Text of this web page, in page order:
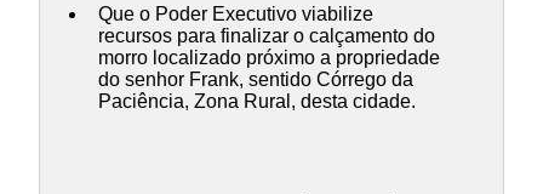
Que o Poder Executivo viabilize
recursos para finalizar o calçamento do
morro localizado próximo a propriedade
do senhor Frank, sentido Córrego da
Paciência, Zona Rural, desta cidade.